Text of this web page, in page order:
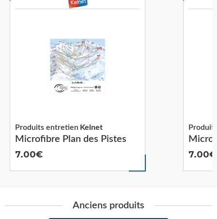
Microfibre Plan des Pistes
Produits entretien Kelnet
7.00 7.00
Anciens produits